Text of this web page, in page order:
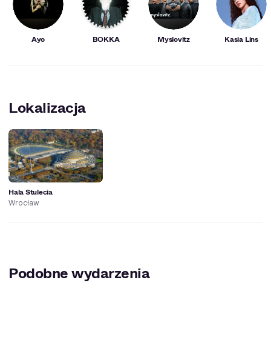
Ayo BOKKA Myslovitz Kasia Lins
Lokalizacja
Hala Stulecia
Wrocław
Podobne wydarzenia